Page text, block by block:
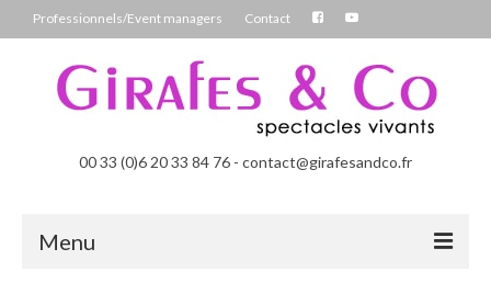
Professionnels/Event managers Contact
00 33 (0)6 20 33 84 76 - contact@girafesandco.fr
Menu